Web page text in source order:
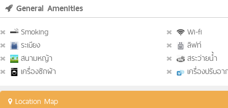
General Amenities
Smoking
Wi-fi
ระเบียง
ลิฟท์
สนามหญ้า
สระว่ายน้ำ
เครื่องซักผ้า
เครื่องปรับอ
Location Map